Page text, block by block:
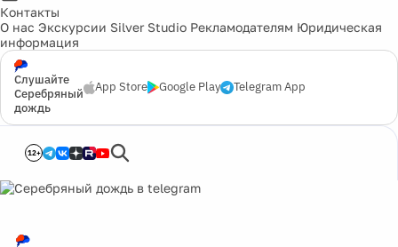
Контакты
О нас Экскурсии Silver Studio Рекламодателям Юридическая
информация
Слушайте
Серебряный
дождь
App Store Google Play Telegram App
12+